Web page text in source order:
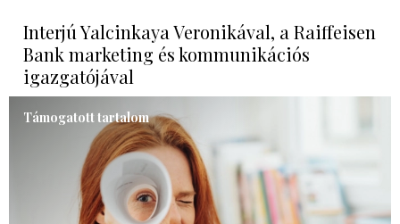
Interjú Yalcinkaya Veronikával, a Raiffeisen
Bank marketing és kommunikációs
igazgatójával
Támogatott tartalom